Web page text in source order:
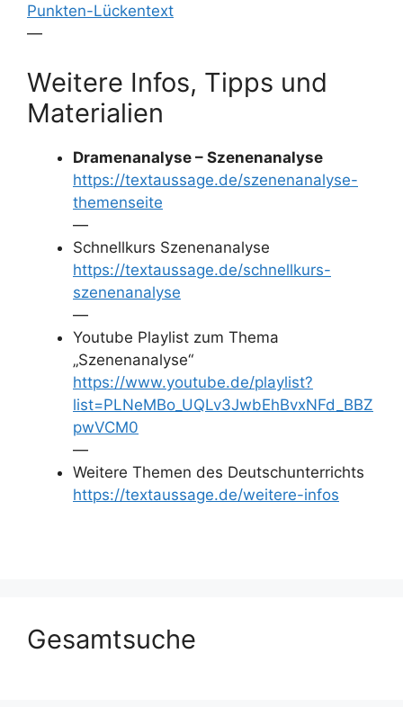
Punkten-Lückentext
—
Weitere Infos, Tipps und
Materialien
Dramenanalyse – Szenenanalyse
https://textaussage.de/szenenanalyse-
themenseite
—
Schnellkurs Szenenanalyse
https://textaussage.de/schnellkurs-
szenenanalyse
—
Youtube Playlist zum Thema
„Szenenanalyse“
https://www.youtube.de/playlist?
list=PLNeMBo_UQLv3JwbEhBvxNFd_BBZ
pwVCM0
—
Weitere Themen des Deutschunterrichts
https://textaussage.de/weitere-infos
Gesamtsuche